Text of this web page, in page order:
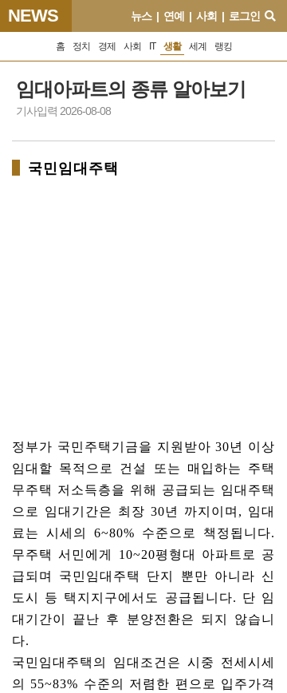
NEWS 뉴스 | 연예 | 사회 | 로그인
홈 정치 경제 사회 IT 생활 세계 랭킹
임대아파트의 종류 알아보기
기사입력 2026-08-08
국민임대주택
정부가 국민주택기금을 지원받아 30년 이상
임대할 목적으로 건설 또는 매입하는 주택
무주택 저소득층을 위해 공급되는 임대주택
으로 임대기간은 최장 30년 까지이며, 임대
료는 시세의 6~80% 수준으로 책정됩니다.
무주택 서민에게 10~20평형대 아파트로 공
급되며 국민임대주택 단지 뿐만 아니라 신
도시 등 택지지구에서도 공급됩니다. 단 임
대기간이 끝난 후 분양전환은 되지 않습니
다.
국민임대주택의 임대조건은 시중 전세시세
의 55~83% 수준의 저렴한 편으로 입주가격